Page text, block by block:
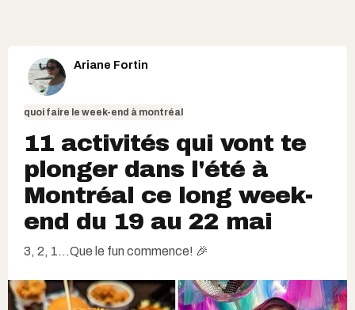
Ariane Fortin
quoi faire le week-end à montréal
11 activités qui vont te
plonger dans l'été à
Montréal ce long week-
end du 19 au 22 mai
3, 2, 1...Que le fun commence! 🎉